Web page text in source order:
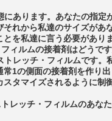
にあります。あなたの指定
それから私達のサイズがあ
を私達に言う必要がありま
ィルムの接着剤はどうです
トレッチ・フィルムです。
1の側面の接着剤を作り出
スタマイズされるように制
レッチ・フィルムのあな